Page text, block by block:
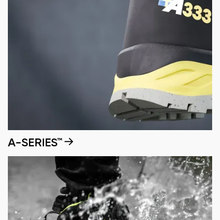
A-SERIES™